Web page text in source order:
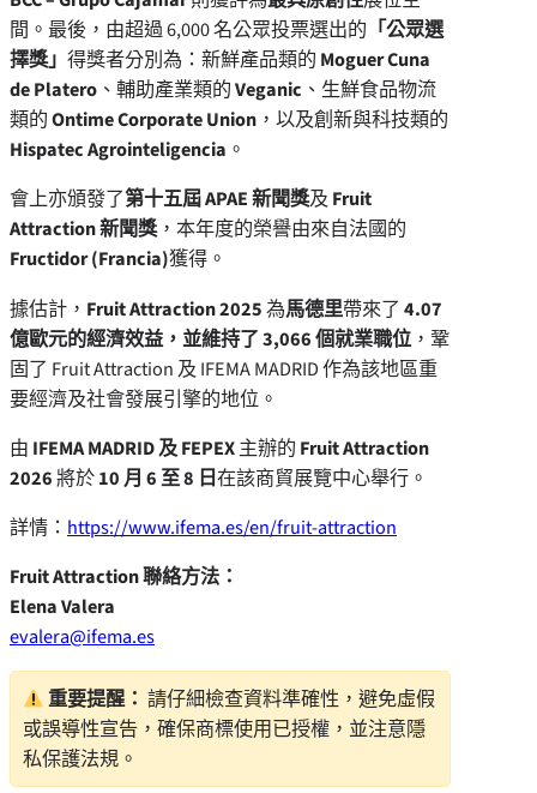
間。最後，由超過 6,000 名公眾投票選出的 「公眾選
擇獎」 得獎者分別為：新鮮產品類的 Moguer Cuna
de Platero 、輔助產業類的Veganic 、生鮮食品物流
類的Ontime Corporate Union ，以及創新與科技類的
Hispatec Agrointeligencia 。
會上亦頒發了第十五屆 APAE 新聞獎及Fruit
Attraction 新聞獎，本年度的榮譽由來自法國的
Fructidor (Francia)獲得。
據估計， Fruit Attraction 2025為馬德里帶來了 4.07
億歐元的經濟效益，並維持了 3,066 個就業職位 ，鞏
固了 Fruit Attraction 及 IFEMAMADRID作為該地區重
要經濟及社會發展引擎的地位。
由 IFEMAMADRID及 FEPEX主辦的 Fruit Attraction
2026將於10 月 6 至 8 日在該商貿展覽中心舉行。
詳情： https://www.ifema.es/en/fruit-attraction
Fruit Attraction 聯絡方法：
Elena Valera
evalera@ifema.es
重要提醒： 請仔細檢查資料準確性，避免虛假
或誤導性宣告，確保商標使用已授權，並注意隱
私保護法規。